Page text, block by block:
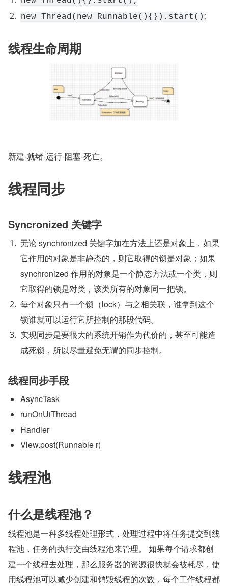
new Thread(new Runnable(){}).start() ;
线程生命周期
新建-就绪-运行-阻塞-死亡。
线程同步
Syncronized 关键字
无论 synchronized 关键字加在方法上还是对象上，如果
它作用的对象是非静态的，则它取得的锁是对象；如果
synchronized 作用的对象是一个静态方法或一个类，则
它取得的锁是对类，该类所有的对象同一把锁。
每个对象只有一个锁（lock）与之相关联，谁拿到这个
锁谁就可以运行它所控制的那段代码。
实现同步是要很大的系统开销作为代价的，甚至可能造
成死锁，所以尽量避免无谓的同步控制。
线程同步手段
AsyncTask
runOnUiThread
Handler
View.post(Runnable r)
线程池
什么是线程池？
线程池是一种多线程处理形式，处理过程中将任务提交到线
程池，任务的执行交由线程池来管理。 如果每个请求都创
建一个线程去处理，那么服务器的资源很快就会被耗尽，使
用线程池可以减少创建和销毁线程的次数，每个工作线程都